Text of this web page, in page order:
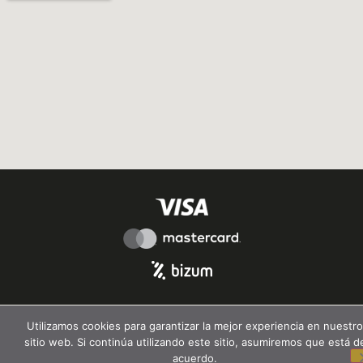
Utilizamos cookies para garantizar la mejor experiencia en nuestro
sitio web. Si continúa utilizando este sitio, asumiremos que está
acuerdo.